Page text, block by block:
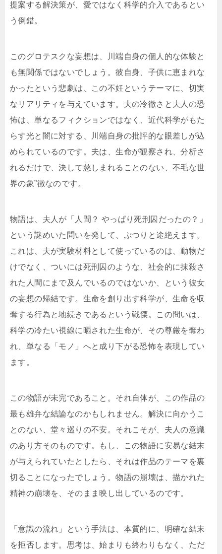
提案する解決策が、愛ではなく科学的介入であるとい
う倒錯。
このグロテスクな妄想は、川端自身の個人的な体験と
も無関係ではないでしょう。彼自身、子供に恵まれな
かったという悲劇は、この不妊というテーマに、切実
なリアリティを与えています。夫の冷徹さと夫人の恐
怖は、単なるフィクションではなく、近代科学がもた
らす光と闇に対する、川端自身の批評的な眼差しが込
められているのです。夫は、生命が観察され、分析さ
れるだけで、決して慈しまれることのない、不毛な世
界の象”徴なのです。
物語は、夫人が「人間？ やっぱり死刑囚だったの？」
という謎めいた問いを発して、ぷつりと途絶えます。
これは、夫が実験材料として使っているのは、動物だ
けでなく、ついには死刑囚のような、社会的に抹殺さ
れた人間にまで及んでいるのではないか、という彼女
の妄想の帰結です。生命を創り出す科学が、生命を収
奪する行為と地続きであるという戦慄。この問いは、
科学の冷たい視線に晒された生命が、その尊厳を奪わ
れ、単なる「モノ」へと成り下がる恐怖を表現してい
ます。
この物語が未完であること。それ自体が、この作品の
最も雄弁な結論なのかもしれません。解決に向かうこ
とのない、堂々巡りの不安。それこそが、夫人の意識
のあり方そのものです。もし、この物語に安易な結末
が与えられていたとしたら、それは作品のテーマを裏
切ることになったでしょう。物語の崩壊は、描かれた
精神の崩壊を、そのまま映し出しているのです。
「意識の流れ」という手法は、本質的に、明確な結末
を拒否します。思考は、始まりも終わりもなく、ただ